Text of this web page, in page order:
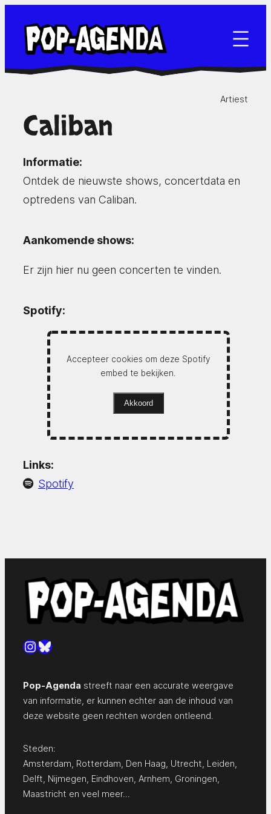
naar
inhoud
Artiest
Caliban
Informatie:
Ontdek de nieuwste shows, concertdata en
optredens van Caliban.
Aankomende shows:
Er zijn hier nu geen concerten te vinden.
Spotify:
Accepteer cookies om deze Spotify
embed te bekijken.
Akkoord
Links:
Spotify
Instagram
Bluesky
Pop-Agenda streeft naar een accurate weergave
van informatie, er kunnen echter aan de inhoud van
deze website geen rechten worden ontleend.
Steden:
Amsterdam Rotterdam Den Haag Utrecht Leiden
Delft Nijmegen Eindhoven Arnhem Groningen
Maastricht en veel meer…